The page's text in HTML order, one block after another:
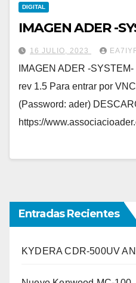
DIGITAL
IMAGEN ADER -
16 JULIO, 2023
IMAGEN ADER -
rev 1.5 Para entrar por
(Password: ader)
https://
Entradas Recientes
KYDERA CDR-500UV